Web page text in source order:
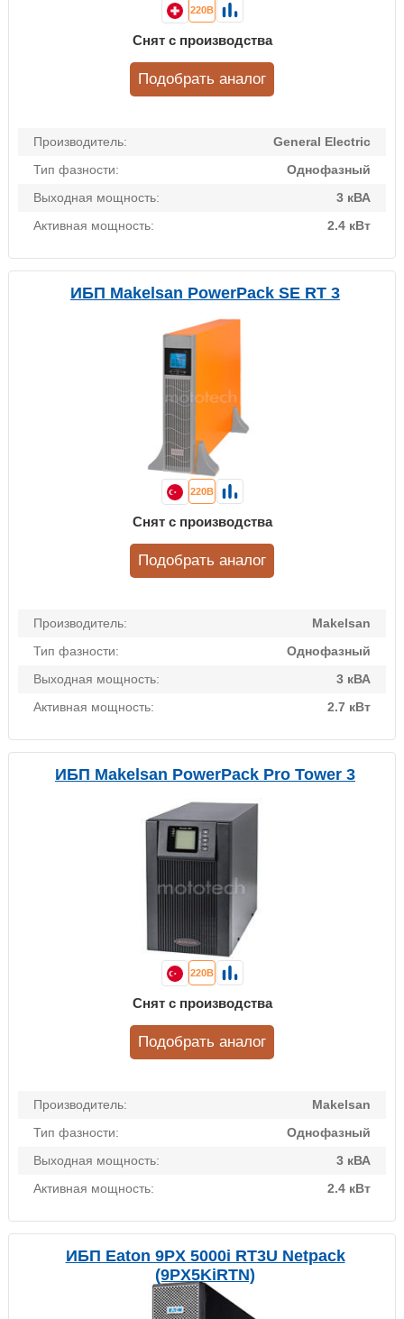
Производитель:
General Electric
Тип фазности:
Однофазный
Выходная мощность:
3 кВА
Активная мощность:
2.4 кВт
220В
Снят с производства
Подобрать аналог
ИБП Makelsan PowerPack SE RT 3
Производитель:
Makelsan
Тип фазности:
Однофазный
Выходная мощность:
3 кВА
Активная мощность:
2.7 кВт
220В
Снят с производства
Подобрать аналог
ИБП Makelsan PowerPack Pro Tower 3
Производитель:
Makelsan
Тип фазности:
Однофазный
Выходная мощность:
3 кВА
Активная мощность:
2.4 кВт
220В
Снят с производства
Подобрать аналог
ИБП Eaton 9PX 5000i RT3U Netpack
(9PX5KiRTN)